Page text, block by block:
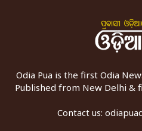
Odia Pua is the first Odia
Published from New Delhi &
Contact us: